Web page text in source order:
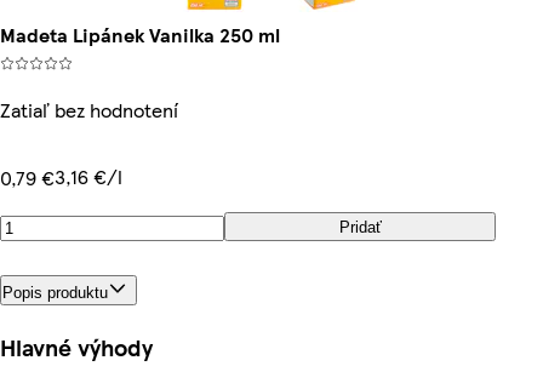
Madeta Lipánek Vanilka 250 ml
Zatiaľ bez hodnotení
0,79 €3,16 €/l
Pridať
Popis produktu
Hlavné výhody